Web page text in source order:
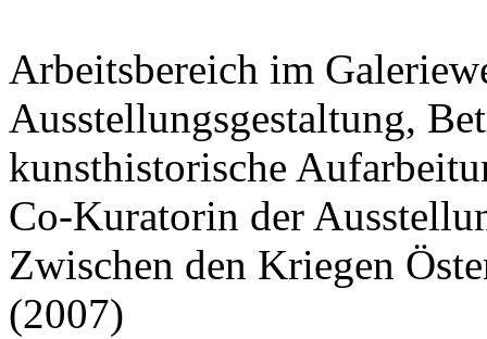
Arbeitsbereich im
Ausstellungsgestaltung,
kunsthistorische
Co-Kuratorin der
Zwischen den Kriegen
(2007)